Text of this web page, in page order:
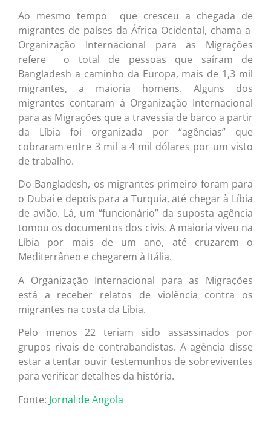
Ao mesmo tempo que cresceu a chegada de
migrantes de países da África Ocidental, chama a
Organização Internacional para as Migrações
refere o total de pessoas que saíram de
Bangladesh a caminho da Europa, mais de 1,3 mil
migrantes, a maioria homens. Alguns dos
migrantes contaram à Organização Internacional
para as Migrações que a travessia de barco a partir
da Líbia foi organizada por “agências” que
cobraram entre 3 mil a 4 mil dólares por um visto
de trabalho.
Do Bangladesh, os migrantes primeiro foram para
o Dubai e depois para a Turquia, até chegar à Líbia
de avião. Lá, um “funcionário” da suposta agência
tomou os documentos dos civis. A maioria viveu na
Líbia por mais de um ano, até cruzarem o
Mediterrâneo e chegarem à Itália.
A Organização Internacional para as Migrações
está a receber relatos de violência contra os
migrantes na costa da Líbia.
Pelo menos 22 teriam sido assassinados por
grupos rivais de contrabandistas. A agência disse
estar a tentar ouvir testemunhos de sobreviventes
para verificar detalhes da história.
Fonte: Jornal de Angola